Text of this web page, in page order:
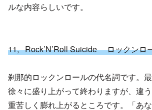
ルな内容らしいです。
11, Rock’N’Roll Suicide ロックンロ
刹那的ロックンロールの代名詞です。
徐々に盛り上がって終わりますが、違
重苦しく膨れ上がるところです。「あ